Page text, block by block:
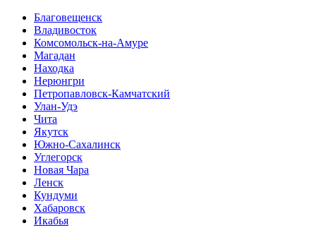
Благовещенск
Владивосток
Комсомольск-на-Амуре
Магадан
Находка
Нерюнгри
Петропавловск-Камчатский
Улан-Удэ
Чита
Якутск
Южно-Сахалинск
Углегорск
Новая Чара
Ленск
Кундуми
Хабаровск
Икабья